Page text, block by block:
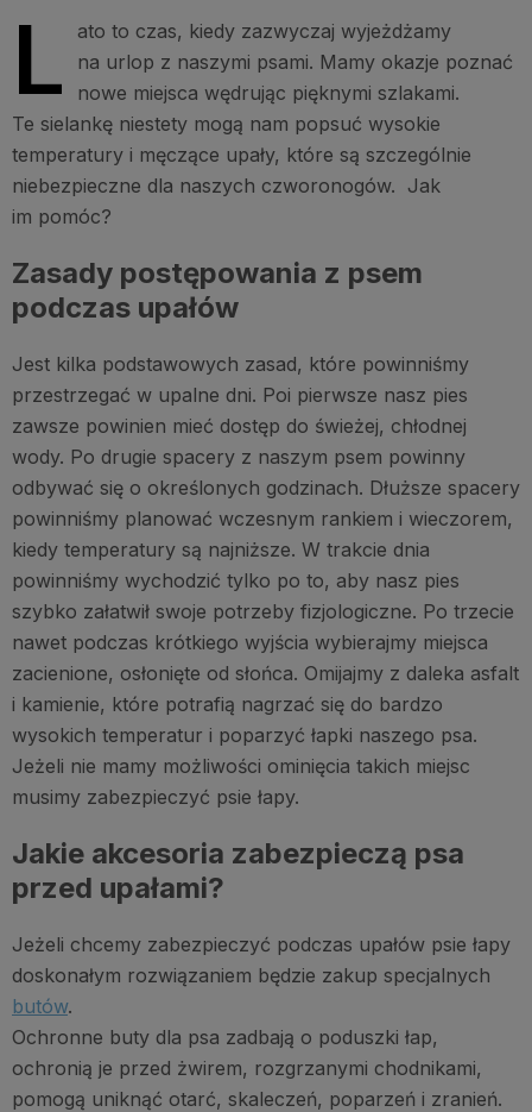
L
ato to czas, kiedy zazwyczaj wyjeżdżamy
na urlop z naszymi psami. Mamy okazje poznać
nowe miejsca wędrując pięknymi szlakami.
Te sielankę niestety mogą nam popsuć wysokie
temperatury i męczące upały, które są szczególnie
niebezpieczne dla naszych czworonogów. Jak
im pomóc?
Zasady postępowania z psem
podczas upałów
Jest kilka podstawowych zasad, które powinniśmy
przestrzegać w upalne dni. Poi pierwsze nasz pies
zawsze powinien mieć dostęp do świeżej, chłodnej
wody. Po drugie spacery z naszym psem powinny
odbywać się o określonych godzinach. Dłuższe spacery
powinniśmy planować wczesnym rankiem i wieczorem,
kiedy temperatury są najniższe. W trakcie dnia
powinniśmy wychodzić tylko po to, aby nasz pies
szybko załatwił swoje potrzeby fizjologiczne. Po trzecie
nawet podczas krótkiego wyjścia wybierajmy miejsca
zacienione, osłonięte od słońca. Omijajmy z daleka asfalt
i kamienie, które potrafią nagrzać się do bardzo
wysokich temperatur i poparzyć łapki naszego psa.
Jeżeli nie mamy możliwości ominięcia takich miejsc
musimy zabezpieczyć psie łapy.
Jakie akcesoria zabezpieczą psa
przed upałami?
Jeżeli chcemy zabezpieczyć podczas upałów psie łapy
doskonałym rozwiązaniem będzie zakup specjalnych
butów.
Ochronne buty dla psa zadbają o poduszki łap,
ochronią je przed żwirem, rozgrzanymi chodnikami,
pomogą uniknąć otarć, skaleczeń, poparzeń i zranień.